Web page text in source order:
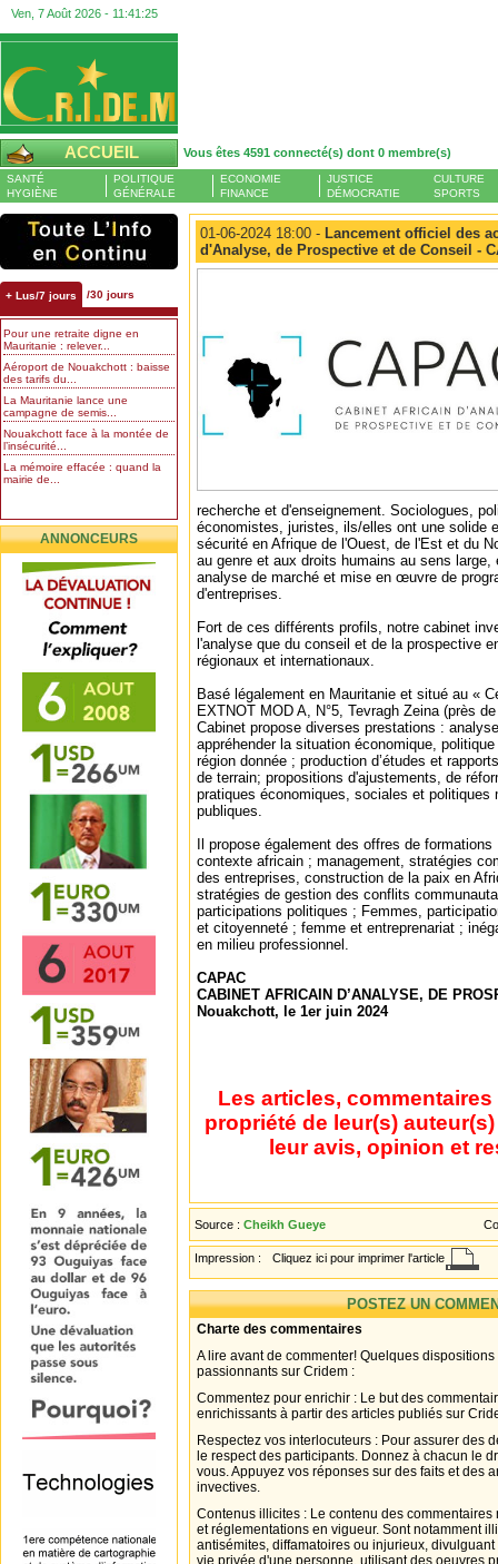
Ven, 7 Août 2026 - 11:41:26
ACCUEIL Vous êtes 4591 connecté(s) dont 0 membre(s)
SANTÉ
HYGIÈNE
POLITIQUE
GÉNÉRALE
ECONOMIE
FINANCE
JUSTICE
DÉMOCRATIE
CULTURE
SPORTS
+ Lus/7 jours /30 jours
Pour une retraite digne en
Mauritanie : relever...
Aéroport de Nouakchott : baisse
des tarifs du...
La Mauritanie lance une
campagne de semis...
Nouakchott face à la montée de
l’insécurité...
La mémoire effacée : quand la
mairie de...
ANNONCEURS
01-06-2024 18:00 - Lancement officiel des
d'Analyse, de Prospective et de Conseil -
recherche et d'enseignement. Sociologues,
économistes, juristes, ils/elles ont une solide
sécurité en Afrique de l'Ouest, de l'Est et du
au genre et aux droits humains au sens
analyse de marché et mise en œuvre de
d'entreprises.
Fort de ces différents profils, notre cabinet
l'analyse que du conseil et de la prospective
régionaux et internationaux.
Basé légalement en Mauritanie et situé au «
EXTNOT MOD A, N°5, Tevragh Zeina (près
Cabinet propose diverses prestations :
appréhender la situation économique, politique
région donnée ; production d’études et
de terrain; propositions d'ajustements, de
pratiques économiques, sociales et politiques
publiques.
Il propose également des offres de
contexte africain ; management, stratégies
des entreprises, construction de la paix en
stratégies de gestion des conflits
participations politiques ; Femmes,
et citoyenneté ; femme et entreprenariat ;
en milieu professionnel.
CAPAC
CABINET AFRICAIN D’ANALYSE, DE
Nouakchott, le 1er juin 2024
Les articles,
propriété de leur(s)
leur avis, opinion et
Source : Cheikh Gueye
Impression : Cliquez ici pour imprimer l'article
POSTEZ UN
Charte des commentaires
A lire avant de commenter! Quelques
passionnants sur Cridem :
Commentez pour enrichir : Le but des
enrichissants à partir des articles publiés sur
Respectez vos interlocuteurs : Pour assurer des
le respect des participants. Donnez à chacun le
vous. Appuyez vos réponses sur des faits et des
invectives.
Contenus illicites : Le contenu des
et réglementations en vigueur. Sont notamment
antisémites, diffamatoires ou injurieux,
vie privée d'une personne, utilisant des oeuvres